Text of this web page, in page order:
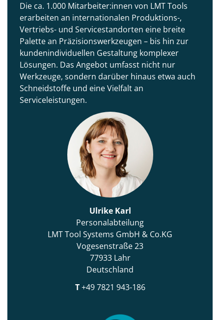
Die ca. 1.000 Mitarbeiter:innen von LMT Tools
erarbeiten an internationalen Produktions-,
Vertriebs- und Servicestandorten eine breite
Palette an Präzisionswerkzeugen – bis hin zur
kundenindividuellen Gestaltung komplexer
Lösungen. Das Angebot umfasst nicht nur
Werkzeuge, sondern darüber hinaus etwa auch
Schneidstoffe und eine Vielfalt an
Serviceleistungen.
Ulrike Karl
Personalabteilung
LMT Tool Systems GmbH & Co.KG
Vogesenstraße 23
77933 Lahr
Deutschland
T+49 7821 943-186